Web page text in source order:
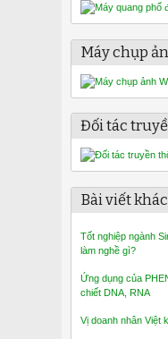
Máy chụp
Đối tác
Bài viết
Tốt nghiệp ngành
làm nghề gì?
Ứng dụng của
chiết DNA, RNA
Vị doanh nhân Việt